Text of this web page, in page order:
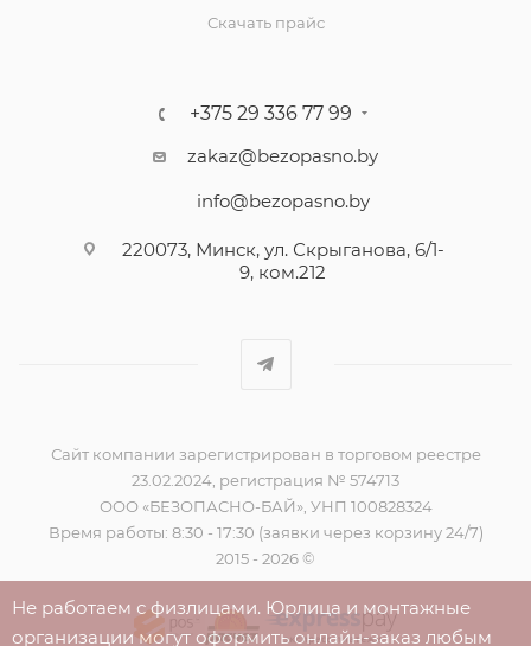
Скачать прайс
+375 29 336 77 99
zakaz@bezopasno.by
info@bezopasno.by
220073, Минск, ул. Скрыганова, 6/1-
9, ком.212
Сайт компании зарегистрирован в торговом реестре
23.02.2024, регистрация № 574713
ООО «БЕЗОПАСНО-БАЙ», УНП 100828324
Время работы: 8:30 - 17:30 (заявки через корзину 24/7)
2015 - 2026 ©
Не работаем с физлицами. Юрлица и монтажные
организации могут оформить онлайн-заказ любым